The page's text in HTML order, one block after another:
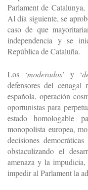
Parlament de
Al día siguiente, se
caso de que
independencia y se
República de Cataluña.
Los ‘moderados’ y ‘
defensores del cenagal
española, operación
oportunistas para
estado homologable
monopolista europea,
decisiones
obstaculizando el
amenaza y la
impedir al Parlament la